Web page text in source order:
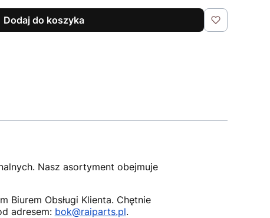
Dodaj do koszyka
Nasz asortyment obejmuje
Obsługi Klienta. Chętnie
adresem: bok@raiparts.pl.